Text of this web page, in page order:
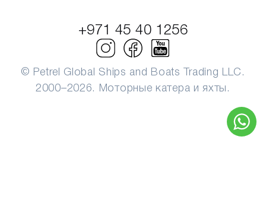
© Petrel Global Ships and Boats Trading LLC.
2000–2026. Моторные катера и яхты.
+971 45 40 1256